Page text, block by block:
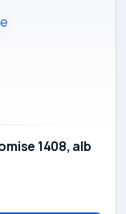
1408, alb